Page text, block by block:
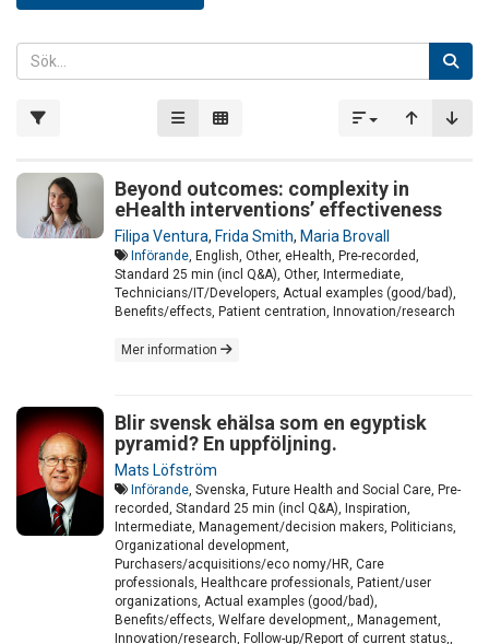
Beyond outcomes: complexity in
eHealth interventions’ effectiveness
Filipa Ventura, Frida Smith, Maria Brovall
Införande, English, Other, eHealth, Pre-recorded,
Standard 25 min (incl Q&A), Other, Intermediate,
Technicians/IT/Developers, Actual examples (good/bad),
Benefits/effects, Patient centration, Innovation/research
Mer information
Blir svensk ehälsa som en egyptisk
pyramid? En uppföljning.
Mats Löfström
Införande, Svenska, Future Health and Social Care, Pre-
recorded, Standard 25 min (incl Q&A), Inspiration,
Intermediate, Management/decision makers, Politicians,
Organizational development,
Purchasers/acquisitions/eco nomy/HR, Care
professionals, Healthcare professionals, Patient/user
organizations, Actual examples (good/bad),
Benefits/effects, Welfare development,, Management,
Innovation/research, Follow-up/Report of current status,,